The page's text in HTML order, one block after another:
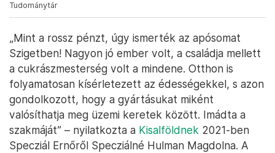
Tudománytár
„Mint a rossz pénzt, úgy ismerték az apósomat
Szigetben! Nagyon jó ember volt, a családja mellett
a cukrászmesterség volt a mindene. Otthon is
folyamatosan kísérletezett az édességekkel, s azon
gondolkozott, hogy a gyártásukat miként
valósíthatja meg üzemi keretek között. Imádta a
szakmáját” – nyilatkozta a Kisalföldnek 2021-ben
Specziál Ernőről Specziálné Hulman Magdolna. A